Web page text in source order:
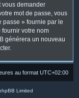
vous demander
mot de passe, vous
passe » fournie par le
fournir votre nom
générera un nouveau
au format UTC+02:00
Limited